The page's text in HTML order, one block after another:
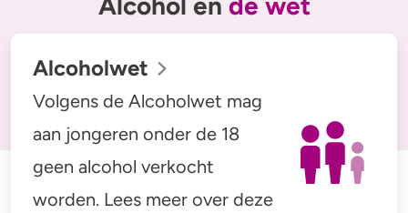
Verslaving
Kinderwens & zwangerschap
Verkeer
Feiten en Fabels
Alcoholwet
Volgens de Alcoholwet mag
aan jongeren onder de 18
geen alcohol verkocht
worden. Lees meer over deze